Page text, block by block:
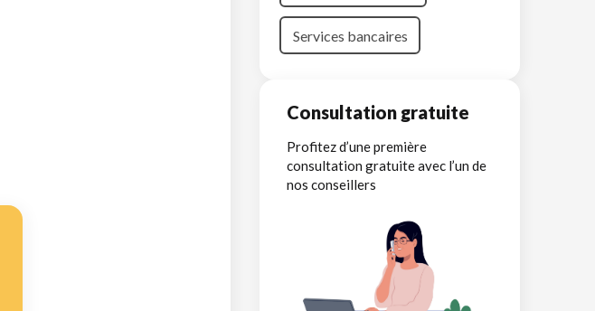
Services bancaires
Consultation gratuite
Profitez d’une première
consultation gratuite avec l’un de
nos conseillers